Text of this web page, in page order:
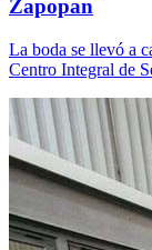
Zapopan
La boda se llevó a
Centro Integral de